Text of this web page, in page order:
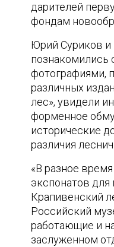
дарителей
фондам
Юрий Суриков и
познакомились
фотографиями,
различных
лес», увидели
форменное
исторические
различия
«В разное
экспонатов для
Крапивенский
Российский
работающие и
заслуженном